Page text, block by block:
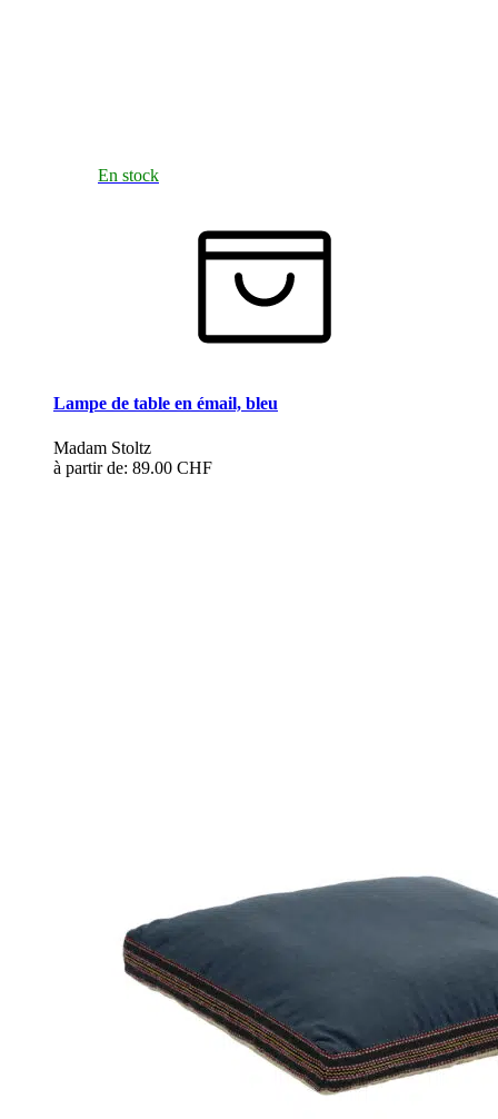
En stock
Lampe de table en émail, bleu
Madam Stoltz
à partir de: 89.00 CHF